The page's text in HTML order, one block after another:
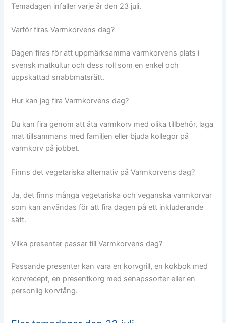
Temadagen infaller varje år den 23 juli.
Varför firas Varmkorvens dag?
Dagen firas för att uppmärksamma varmkorvens plats i
svensk matkultur och dess roll som en enkel och
uppskattad snabbmatsrätt.
Hur kan jag fira Varmkorvens dag?
Du kan fira genom att äta varmkorv med olika tillbehör, laga
mat tillsammans med familjen eller bjuda kollegor på
varmkorv på jobbet.
Finns det vegetariska alternativ på Varmkorvens dag?
Ja, det finns många vegetariska och veganska varmkorvar
som kan användas för att fira dagen på ett inkluderande
sätt.
Vilka presenter passar till Varmkorvens dag?
Passande presenter kan vara en korvgrill, en kokbok med
korvrecept, en presentkorg med senapssorter eller en
personlig korvtång.